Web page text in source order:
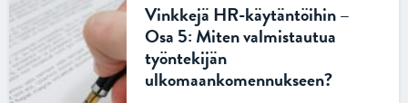
Vinkkejä HR-käytäntöihin –
Osa 5: Miten valmistautua
työntekijän
ulkomaankomennukseen?